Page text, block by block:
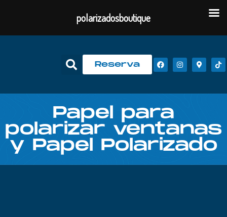
Reserva
Papel para
polarizar ventanas
y Papel Polarizado
polarizadosboutique